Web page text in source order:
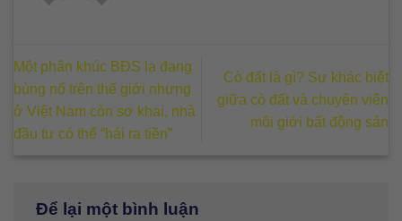
Một phân khúc BĐS lạ đang
bùng nổ trên thế giới nhưng
ở Việt Nam còn sơ khai, nhà
đầu tư có thể “hái ra tiền”
Cò đất là gì? Sự khác biệt
giữa cò đất và chuyên viên
môi giới bất động sản
Để lại một bình luận